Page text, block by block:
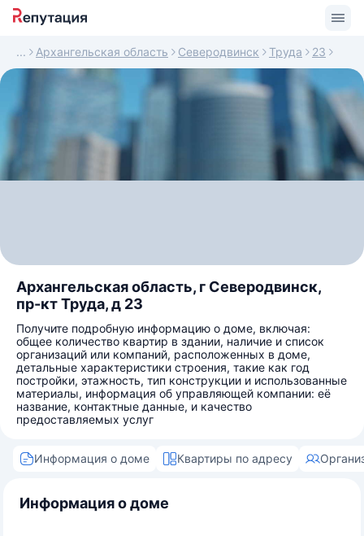
Архангельская область Северодвинск Труда 23
Архангельская область, г Северодвинск,
пр-кт Труда, д 23
Получите подробную информацию о доме, включая:
общее количество квартир в здании, наличие и список
организаций или компаний, расположенных в доме,
детальные характеристики строения, такие как год
постройки, этажность, тип конструкции и использованные
материалы, информация об управляющей компании: её
название, контактные данные, и качество
предоставляемых услуг
Информация о доме Квартиры по адресу
Информация о доме